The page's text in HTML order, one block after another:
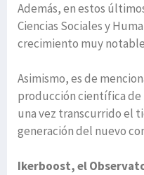
Además, en estos
Ciencias Sociales y
crecimiento muy
Asimismo, es de
producción científica de
una vez transcurrido el
generación del nuevo
Ikerboost, el